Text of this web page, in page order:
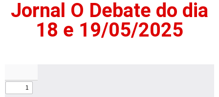
Jornal O Debate do dia
18 e 19/05/2025